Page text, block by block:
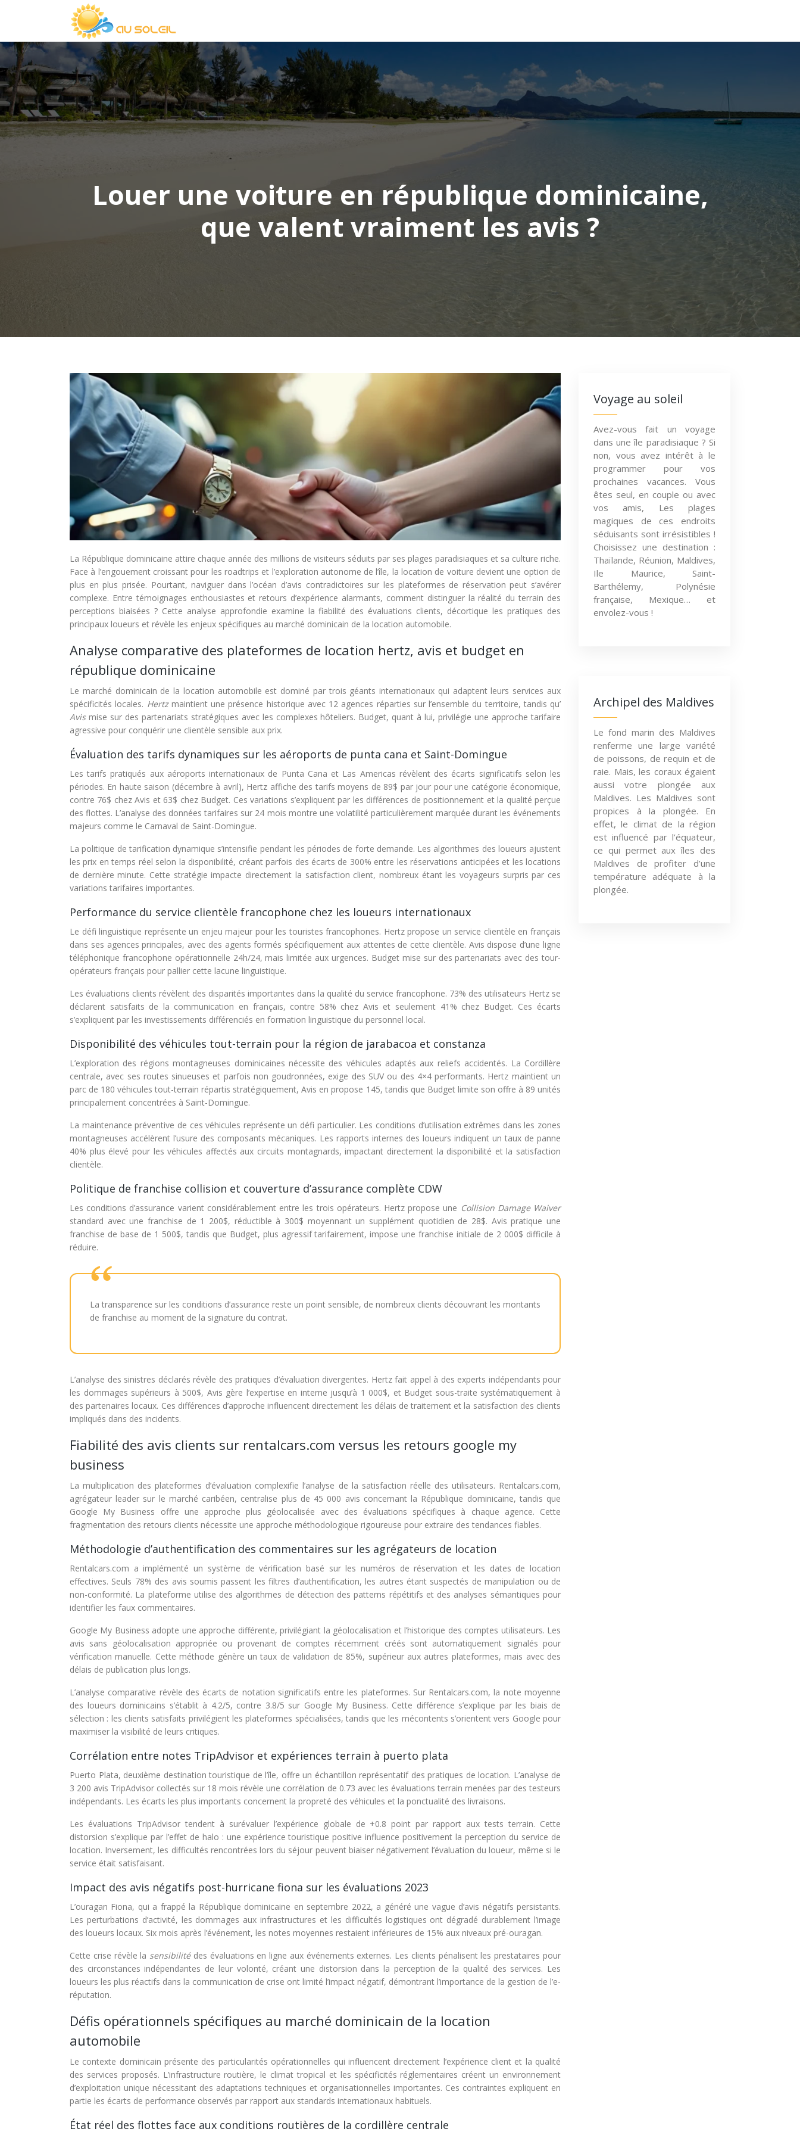
Louer une voiture en république dominicaine,
que valent vraiment les avis ?
La République dominicaine attire chaque année des millions de visiteurs séduits par ses plages paradisiaques et sa culture riche.
Face à l’engouement croissant pour les roadtrips et l’exploration autonome de l’île, la location de voiture devient une option de
plus en plus prisée. Pourtant, naviguer dans l’océan d’avis contradictoires sur les plateformes de réservation peut s’avérer
complexe. Entre témoignages enthousiastes et retours d’expérience alarmants, comment distinguer la réalité du terrain des
perceptions biaisées ? Cette analyse approfondie examine la fiabilité des évaluations clients, décortique les pratiques des
principaux loueurs et révèle les enjeux spécifiques au marché dominicain de la location automobile.
Analyse comparative des plateformes de location hertz, avis et budget en
république dominicaine
Le marché dominicain de la location automobile est dominé par trois géants internationaux qui adaptent leurs services aux
spécificités locales. Hertz maintient une présence historique avec 12 agences réparties sur l’ensemble du territoire, tandis qu’
Avis mise sur des partenariats stratégiques avec les complexes hôteliers. Budget, quant à lui, privilégie une approche tarifaire
agressive pour conquérir une clientèle sensible aux prix.
Évaluation des tarifs dynamiques sur les aéroports de punta cana et Saint-Domingue
Les tarifs pratiqués aux aéroports internationaux de Punta Cana et Las Americas révèlent des écarts significatifs selon les
périodes. En haute saison (décembre à avril), Hertz affiche des tarifs moyens de 89$ par jour pour une catégorie économique,
contre 76$ chez Avis et 63$ chez Budget. Ces variations s’expliquent par les différences de positionnement et la qualité perçue
des flottes. L’analyse des données tarifaires sur 24 mois montre une volatilité particulièrement marquée durant les événements
majeurs comme le Carnaval de Saint-Domingue.
La politique de tarification dynamique s’intensifie pendant les périodes de forte demande. Les algorithmes des loueurs ajustent
les prix en temps réel selon la disponibilité, créant parfois des écarts de 300% entre les réservations anticipées et les locations
de dernière minute. Cette stratégie impacte directement la satisfaction client, nombreux étant les voyageurs surpris par ces
variations tarifaires importantes.
Performance du service clientèle francophone chez les loueurs internationaux
Le défi linguistique représente un enjeu majeur pour les touristes francophones. Hertz propose un service clientèle en français
dans ses agences principales, avec des agents formés spécifiquement aux attentes de cette clientèle. Avis dispose d’une ligne
téléphonique francophone opérationnelle 24h/24, mais limitée aux urgences. Budget mise sur des partenariats avec des tour-
opérateurs français pour pallier cette lacune linguistique.
Les évaluations clients révèlent des disparités importantes dans la qualité du service francophone. 73% des utilisateurs Hertz se
déclarent satisfaits de la communication en français, contre 58% chez Avis et seulement 41% chez Budget. Ces écarts
s’expliquent par les investissements différenciés en formation linguistique du personnel local.
Disponibilité des véhicules tout-terrain pour la région de jarabacoa et constanza
L’exploration des régions montagneuses dominicaines nécessite des véhicules adaptés aux reliefs accidentés. La Cordillère
centrale, avec ses routes sinueuses et parfois non goudronnées, exige des SUV ou des 4×4 performants. Hertz maintient un
parc de 180 véhicules tout-terrain répartis stratégiquement, Avis en propose 145, tandis que Budget limite son offre à 89 unités
principalement concentrées à Saint-Domingue.
La maintenance préventive de ces véhicules représente un défi particulier. Les conditions d’utilisation extrêmes dans les zones
montagneuses accélèrent l’usure des composants mécaniques. Les rapports internes des loueurs indiquent un taux de panne
40% plus élevé pour les véhicules affectés aux circuits montagnards, impactant directement la disponibilité et la satisfaction
clientèle.
Politique de franchise collision et couverture d’assurance complète CDW
Les conditions d’assurance varient considérablement entre les trois opérateurs. Hertz propose une Collision Damage Waiver
standard avec une franchise de 1 200$, réductible à 300$ moyennant un supplément quotidien de 28$. Avis pratique une
franchise de base de 1 500$, tandis que Budget, plus agressif tarifairement, impose une franchise initiale de 2 000$ difficile à
réduire.
La transparence sur les conditions d’assurance reste un point sensible, de nombreux clients découvrant les montants
de franchise au moment de la signature du contrat.
L’analyse des sinistres déclarés révèle des pratiques d’évaluation divergentes. Hertz fait appel à des experts indépendants pour
les dommages supérieurs à 500$, Avis gère l’expertise en interne jusqu’à 1 000$, et Budget sous-traite systématiquement à
des partenaires locaux. Ces différences d’approche influencent directement les délais de traitement et la satisfaction des clients
impliqués dans des incidents.
Fiabilité des avis clients sur rentalcars.com versus les retours google my
business
La multiplication des plateformes d’évaluation complexifie l’analyse de la satisfaction réelle des utilisateurs. Rentalcars.com,
agrégateur leader sur le marché caribéen, centralise plus de 45 000 avis concernant la République dominicaine, tandis que
Google My Business offre une approche plus géolocalisée avec des évaluations spécifiques à chaque agence. Cette
fragmentation des retours clients nécessite une approche méthodologique rigoureuse pour extraire des tendances fiables.
Méthodologie d’authentification des commentaires sur les agrégateurs de location
Rentalcars.com a implémenté un système de vérification basé sur les numéros de réservation et les dates de location
effectives. Seuls 78% des avis soumis passent les filtres d’authentification, les autres étant suspectés de manipulation ou de
non-conformité. La plateforme utilise des algorithmes de détection des patterns répétitifs et des analyses sémantiques pour
identifier les faux commentaires.
Google My Business adopte une approche différente, privilégiant la géolocalisation et l’historique des comptes utilisateurs. Les
avis sans géolocalisation appropriée ou provenant de comptes récemment créés sont automatiquement signalés pour
vérification manuelle. Cette méthode génère un taux de validation de 85%, supérieur aux autres plateformes, mais avec des
délais de publication plus longs.
L’analyse comparative révèle des écarts de notation significatifs entre les plateformes. Sur Rentalcars.com, la note moyenne
des loueurs dominicains s’établit à 4.2/5, contre 3.8/5 sur Google My Business. Cette différence s’explique par les biais de
sélection : les clients satisfaits privilégient les plateformes spécialisées, tandis que les mécontents s’orientent vers Google pour
maximiser la visibilité de leurs critiques.
Corrélation entre notes TripAdvisor et expériences terrain à puerto plata
Puerto Plata, deuxième destination touristique de l’île, offre un échantillon représentatif des pratiques de location. L’analyse de
3 200 avis TripAdvisor collectés sur 18 mois révèle une corrélation de 0.73 avec les évaluations terrain menées par des testeurs
indépendants. Les écarts les plus importants concernent la propreté des véhicules et la ponctualité des livraisons.
Les évaluations TripAdvisor tendent à surévaluer l’expérience globale de +0.8 point par rapport aux tests terrain. Cette
distorsion s’explique par l’effet de halo : une expérience touristique positive influence positivement la perception du service de
location. Inversement, les difficultés rencontrées lors du séjour peuvent biaiser négativement l’évaluation du loueur, même si le
service était satisfaisant.
Impact des avis négatifs post-hurricane fiona sur les évaluations 2023
L’ouragan Fiona, qui a frappé la République dominicaine en septembre 2022, a généré une vague d’avis négatifs persistants.
Les perturbations d’activité, les dommages aux infrastructures et les difficultés logistiques ont dégradé durablement l’image
des loueurs locaux. Six mois après l’événement, les notes moyennes restaient inférieures de 15% aux niveaux pré-ouragan.
Cette crise révèle la sensibilité des évaluations en ligne aux événements externes. Les clients pénalisent les prestataires pour
des circonstances indépendantes de leur volonté, créant une distorsion dans la perception de la qualité des services. Les
loueurs les plus réactifs dans la communication de crise ont limité l’impact négatif, démontrant l’importance de la gestion de l’e-
réputation.
Défis opérationnels spécifiques au marché dominicain de la location
automobile
Le contexte dominicain présente des particularités opérationnelles qui influencent directement l’expérience client et la qualité
des services proposés. L’infrastructure routière, le climat tropical et les spécificités réglementaires créent un environnement
d’exploitation unique nécessitant des adaptations techniques et organisationnelles importantes. Ces contraintes expliquent en
partie les écarts de performance observés par rapport aux standards internationaux habituels.
État réel des flottes face aux conditions routières de la cordillère centrale
Voyage au soleil
Avez-vous fait un voyage
dans une île paradisiaque ? Si
non, vous avez intérêt à le
programmer pour vos
prochaines vacances. Vous
êtes seul, en couple ou avec
vos amis, Les plages
magiques de ces endroits
séduisants sont irrésistibles !
Choisissez une destination :
Thaïlande, Réunion, Maldives,
Ile Maurice, Saint-
Barthélemy, Polynésie
française, Mexique… et
envolez-vous !
Archipel des Maldives
Le fond marin des Maldives
renferme une large variété
de poissons, de requin et de
raie. Mais, les coraux égaient
aussi votre plongée aux
Maldives. Les Maldives sont
propices à la plongée. En
effet, le climat de la région
est influencé par l’équateur,
ce qui permet aux îles des
Maldives de profiter d’une
température adéquate à la
plongée.